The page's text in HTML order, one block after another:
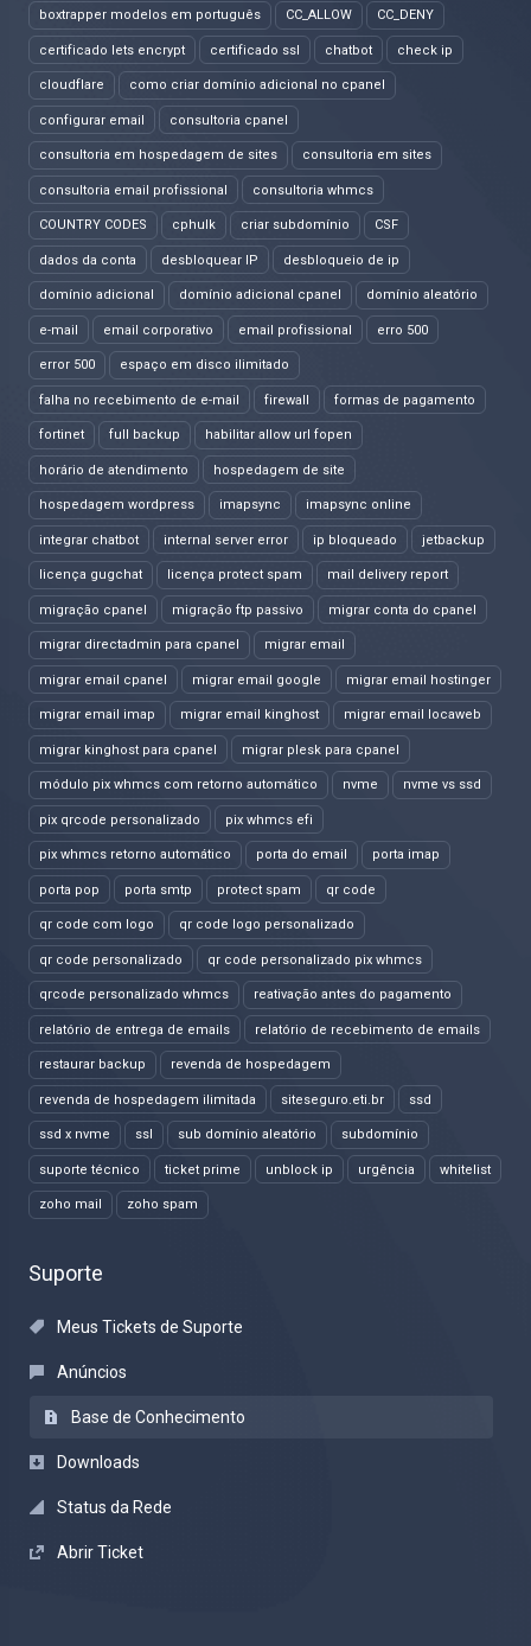
boxtrapper modelos em português CC_ALLOW CC_DENY
certificado lets encrypt certificado ssl chatbot check ip
cloudflare como criar domínio adicional no cpanel
configurar email consultoria cpanel
consultoria em hospedagem de sites consultoria em sites
consultoria email profissional consultoria whmcs
COUNTRY CODES cphulk criar subdomínio CSF
dados da conta desbloquear IP desbloqueio de ip
domínio adicional domínio adicional cpanel domínio aleatório
e-mail email corporativo email profissional erro 500
error 500 espaço em disco ilimitado
falha no recebimento de e-mail firewall formas de pagamento
fortinet full backup habilitar allow url fopen
horário de atendimento hospedagem de site
hospedagem wordpress imapsync imapsync online
integrar chatbot internal server error ip bloqueado jetbackup
licença gugchat licença protect spam mail delivery report
migração cpanel migração ftp passivo migrar conta do cpanel
migrar directadmin para cpanel migrar email
migrar email cpanel migrar email google migrar email hostinger
migrar email imap migrar email kinghost migrar email locaweb
migrar kinghost para cpanel migrar plesk para cpanel
módulo pix whmcs com retorno automático nvme nvme vs ssd
pix qrcode personalizado pix whmcs efi
pix whmcs retorno automático porta do email porta imap
porta pop porta smtp protect spam qr code
qr code com logo qr code logo personalizado
qr code personalizado qr code personalizado pix whmcs
qrcode personalizado whmcs reativação antes do pagamento
relatório de entrega de emails relatório de recebimento de emails
restaurar backup revenda de hospedagem
revenda de hospedagem ilimitada siteseguro.eti.br ssd
ssd x nvme ssl sub domínio aleatório subdomínio
suporte técnico ticket prime unblock ip urgência whitelist
zoho mail zoho spam
Suporte
Meus Tickets de Suporte
Anúncios
Base de Conhecimento
Downloads
Status da Rede
Abrir Ticket